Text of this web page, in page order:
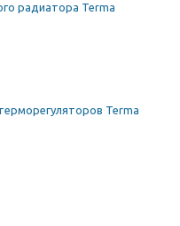
радиатора Terma
Terma